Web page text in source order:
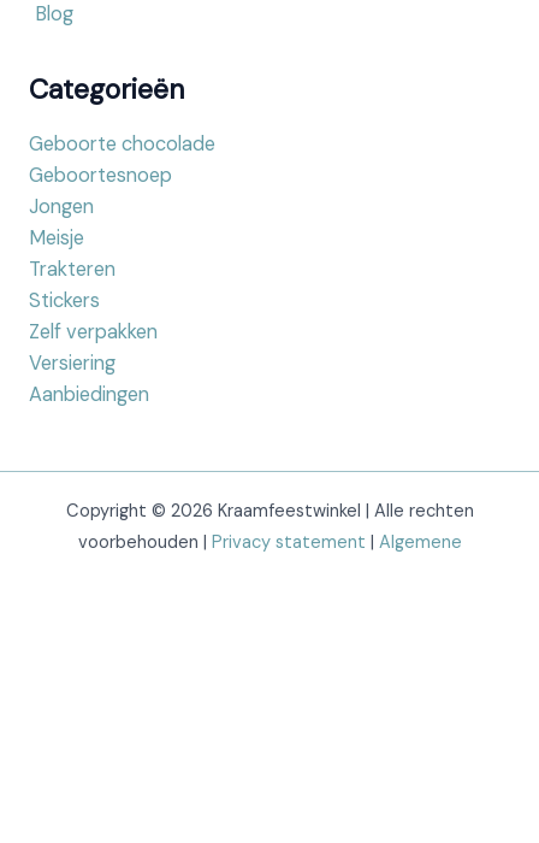
Blog
Categorieën
Geboorte chocolade
Geboortesnoep
Jongen
Meisje
Trakteren
Stickers
Zelf verpakken
Versiering
Aanbiedingen
Copyright © 2026 Kraamfeestwinkel | Alle rechten
voorbehouden | Privacy statement | Algemene